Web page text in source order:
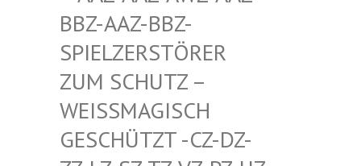
Z-AAZ-BBZ-SP
IELZERSTÖRER ZU
M SCHUTZ – WE
ISSMAGISCH GES
CHÜTZT -CZ-DZ-ZZ-